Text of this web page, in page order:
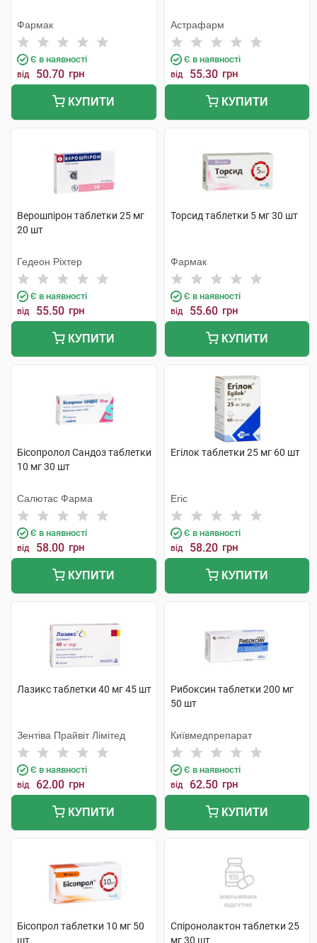
Фармак
Є в наявності
від 50.70 грн
КУПИТИ
Астрафарм
Є в наявності
від 55.30 грн
КУПИТИ
Верошпірон таблетки 25 мг
20 шт
Гедеон Ріхтер
Є в наявності
від 55.50 грн
КУПИТИ
Торсид таблетки 5 мг 30 шт
Фармак
Є в наявності
від 55.60 грн
КУПИТИ
Бісопролол Сандоз таблетки
10 мг 30 шт
Салютас Фарма
Є в наявності
від 58.00 грн
КУПИТИ
Егілок таблетки 25 мг 60 шт
Егіс
Є в наявності
від 58.20 грн
КУПИТИ
Лазикс таблетки 40 мг 45 шт
Зентіва Прайвіт Лімітед
Є в наявності
від 62.00 грн
КУПИТИ
Рибоксин таблетки 200 мг
50 шт
Київмедпрепарат
Є в наявності
від 62.50 грн
КУПИТИ
Бісопрол таблетки 10 мг 50
шт
Спіронолактон таблетки 25
мг 30 шт